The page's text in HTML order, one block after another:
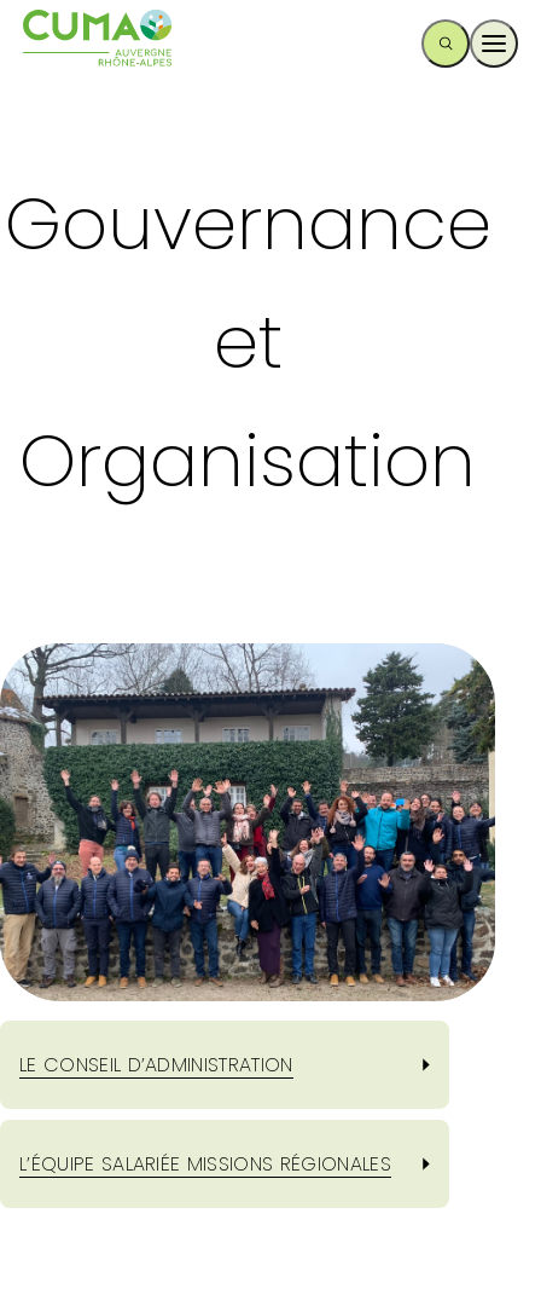
Gouvernance
et
Organisation
LE CONSEIL D’ADMINISTRATION
L’ÉQUIPE SALARIÉE MISSIONS RÉGIONALES